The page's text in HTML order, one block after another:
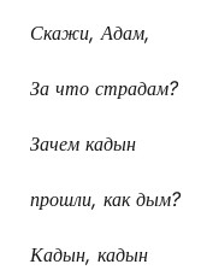
Скажи, Адам,
За что страдам?
Зачем кадын
прошли, как дым?
Кадын, кадын